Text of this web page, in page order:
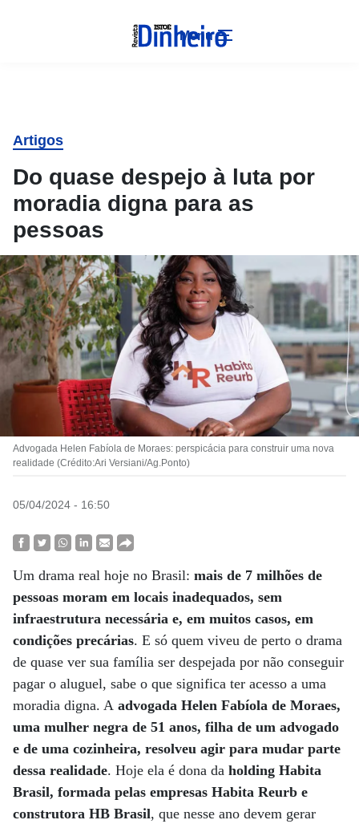
Menu
Artigos
Do quase despejo à luta por
moradia digna para as
pessoas
Advogada Helen Fabíola de Moraes: perspicácia para construir uma nova
realidade (Crédito:Ari Versiani/Ag.Ponto)
05/04/2024 - 16:50
Um drama real hoje no Brasil: mais de 7 milhões de
pessoas moram em locais inadequados, sem
infraestrutura necessária e, em muitos casos, em
condições precárias. E só quem viveu de perto o drama
de quase ver sua família ser despejada por não conseguir
pagar o aluguel, sabe o que significa ter acesso a uma
moradia digna. A advogada Helen Fabíola de Moraes,
uma mulher negra de 51 anos, filha de um advogado
e de uma cozinheira, resolveu agir para mudar parte
dessa realidade. Hoje ela é dona da holding Habita
Brasil, formada pelas empresas Habita Reurb e
construtora HB Brasil, que nesse ano devem gerar